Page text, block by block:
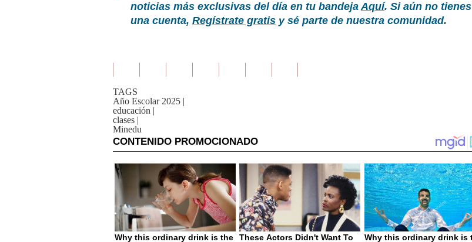
noticias más exclusivas del día en tu bandejaAquí. Si aún no tienes
una cuenta, Regístrate gratis y sé parte de nuestra comunidad.
TAGS
Año Escolar 2025 |
educación |
clases |
Minedu